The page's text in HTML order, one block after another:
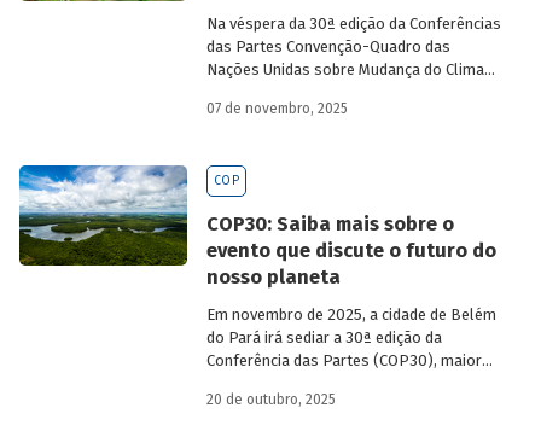
Na véspera da 30ª edição da Conferências
das Partes Convenção-Quadro das
Nações Unidas sobre Mudança do Clima
edição 61 da Revista do BNDES.
07 de novembro, 2025
COP
COP30: Saiba mais sobre o
evento que discute o futuro do
nosso planeta
Em novembro de 2025, a cidade de Belém
do Pará irá sediar a 30ª edição da
Conferência das Partes (COP30), maior
Nações Unidas (ONU) para discussões e
20 de outubro, 2025